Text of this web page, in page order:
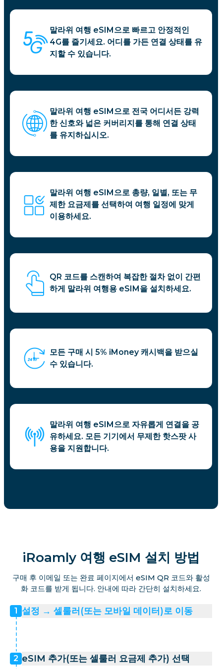
말라위 여행 eSIM으로 빠르고 안정적인
4G를 즐기세요. 어디를 가든 연결 상태를 유
지할 수 있습니다.
말라위 여행 eSIM으로 전국 어디서든 강력
한 신호와 넓은 커버리지를 통해 연결 상태
를 유지하십시오.
말라위 여행 eSIM으로 총량, 일별, 또는 무
제한 요금제를 선택하여 여행 일정에 맞게
이용하세요.
QR 코드를 스캔하여 복잡한 절차 없이 간편
하게 말라위 여행용 eSIM을 설치하세요.
모든 구매 시 5% iMoney 캐시백을 받으실
수 있습니다.
말라위 여행 eSIM으로 자유롭게 연결을 공
유하세요. 모든 기기에서 무제한 핫스팟 사
용을 지원합니다.
iRoamly 여행 eSIM 설치 방법
구매 후 이메일 또는 완료 페이지에서 eSIM QR 코드와 활성
화 코드를 받게 됩니다. 안내에 따라 간단히 설치하세요.
1 설정 → 셀룰러(또는 모바일 데이터)로 이동
2 eSIM 추가(또는 셀룰러 요금제 추가) 선택